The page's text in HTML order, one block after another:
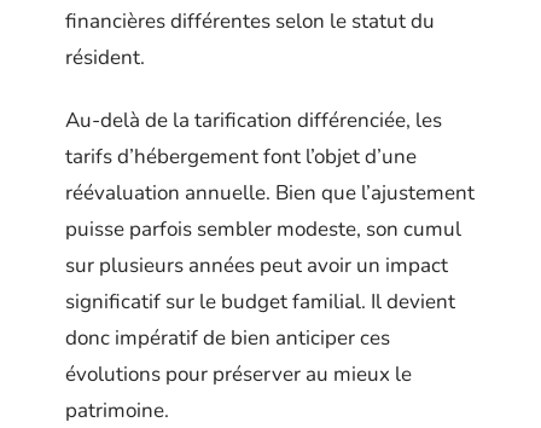
financières différentes selon le statut du
résident.
Au-delà de la tarification différenciée, les
tarifs d’hébergement font l’objet d’une
réévaluation annuelle. Bien que l’ajustement
puisse parfois sembler modeste, son cumul
sur plusieurs années peut avoir un impact
significatif sur le budget familial. Il devient
donc impératif de bien anticiper ces
évolutions pour préserver au mieux le
patrimoine.